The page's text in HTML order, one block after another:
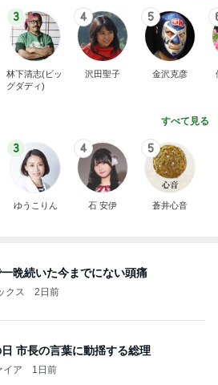
3
林下清志(ビッ
グダディ)
4
沢田聖子
5
金沢克彦
すべて見る
3
ゆうこりん
4
石 安伊
5
蒼井心音
晩続いた今までにない頭痛
クス 2日前
市長の言葉に動揺する総理
イア 1日前